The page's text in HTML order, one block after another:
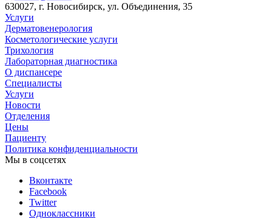
630027, г. Новосибирск, ул. Объединения, 35
Услуги
Дерматовенерология
Косметологические услуги
Трихология
Лабораторная диагностика
О диспансере
Специалисты
Услуги
Новости
Отделения
Цены
Пациенту
Политика конфиденциальности
Мы в соцсетях
Вконтакте
Facebook
Twitter
Одноклассники